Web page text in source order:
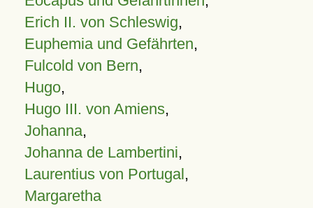
Erich II. von Schleswig,
Euphemia und Gefährten,
Fulcold von Bern,
Hugo,
Hugo III. von Amiens,
Johanna,
Johanna de Lambertini,
Laurentius von Portugal,
Margaretha